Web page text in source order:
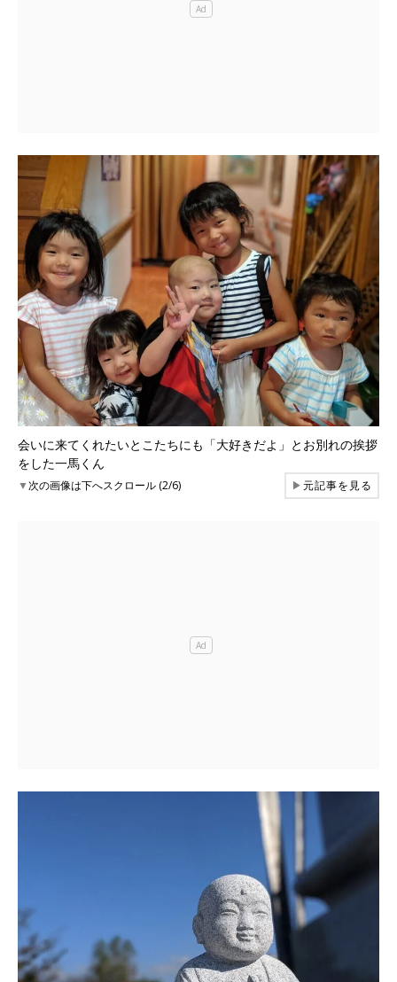
会いに来てくれたいとこたちにも「大好きだよ」とお別れの挨拶
をした一馬くん
▼次の画像は下へスクロール (2/6) ▶元記事を見る